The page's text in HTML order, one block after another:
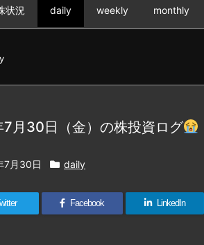
状況 daily weekly monthly
7月30日（金）の株投資ログ
7月30日 daily
Facebook LinkedIn